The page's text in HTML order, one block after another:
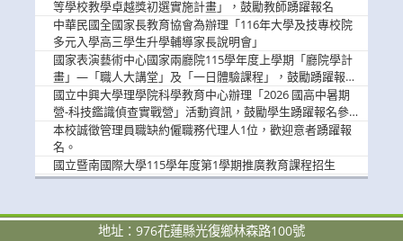
等學校教學卓越獎初選實施計畫」，鼓勵教師踴躍報名
中華民國全國家長教育協會為辦理「116年大學及技專校院
多元入學高三學生升學輔導家長說明會」
國家表演藝術中心國家兩廳院115學年度上學期「廳院學計
畫」—「職人大講堂」及「一日體驗課程」，鼓勵踴躍報名
參與。
國立中興大學理學院科學教育中心辦理「2026 國高中暑期
營-科技鑑識偵查實戰營」活動資訊，鼓勵學生踴躍報名參
加。
本校誠徵管理員職缺約僱職務代理人1位，歡迎意者踴躍報
名。
國立暨南國際大學115學年度第1學期推廣教育課程招生
地址：976花蓮縣光復鄉林森路100號